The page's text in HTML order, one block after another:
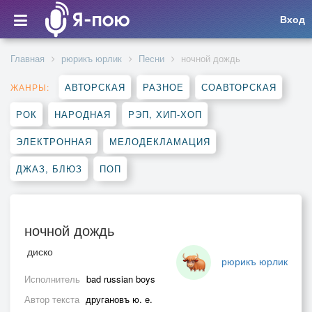
Вход
Главная рюрикъ юрлик Песни ночной дождь
ЖАНРЫ: АВТОРСКАЯ РАЗНОЕ СОАВТОРСКАЯ
РОК НАРОДНАЯ РЭП, ХИП-ХОП
ЭЛЕКТРОННАЯ МЕЛОДЕКЛАМАЦИЯ
ДЖАЗ, БЛЮЗ ПОП
ночной дождь
рюрикъ юрлик
диско
Исполнитель bad russian boys
Автор текста другановъ ю. е.